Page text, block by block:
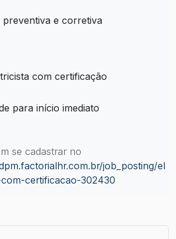
preventiva e corretiva
para início imediato
se cadastrar no
job_posting/el
certificacao-302430